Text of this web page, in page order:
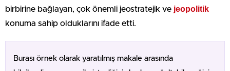
birbirine bağlayan, çok önemli jeostratejik ve jeopolitik
konuma sahip olduklarını ifade etti.
Burası örnek olarak yaratılmış makale arasında